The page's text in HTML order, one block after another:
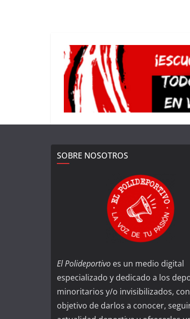
SOBRE NOSOTROS
El Polideportivo es un medio digital
especializado y dedicado a los
minoritarios y/o invisibilizados,
objetivo de darlos a conocer,